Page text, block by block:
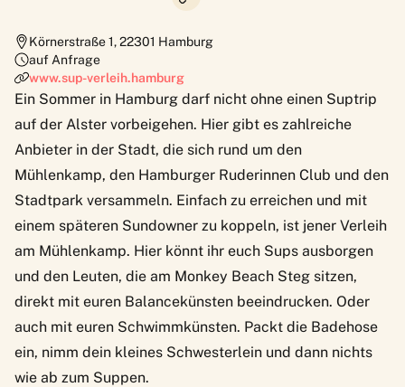
Körnerstraße 1,22301 Hamburg
auf Anfrage
www.sup-verleih.hamburg
Ein Sommer in Hamburg darf nicht ohne einen Suptrip
auf der Alster vorbeigehen. Hier gibt es zahlreiche
Anbieter in der Stadt, die sich rund um den
Mühlenkamp, den Hamburger Ruderinnen Club und den
Stadtpark versammeln. Einfach zu erreichen und mit
einem späteren Sundowner zu koppeln, ist jener Verleih
am Mühlenkamp. Hier könnt ihr euch Sups ausborgen
und den Leuten, die am Monkey Beach Steg sitzen,
direkt mit euren Balancekünsten beeindrucken. Oder
auch mit euren Schwimmkünsten. Packt die Badehose
ein, nimm dein kleines Schwesterlein und dann nichts
wie ab zum Suppen.